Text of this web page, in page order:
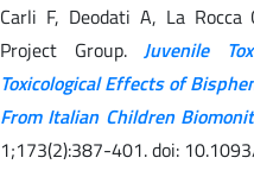
Carli F, Deodati A, La Rocca
Project Group.Juvenile
Toxicological Effects of
From Italian Children
1;173(2):387-401. doi: